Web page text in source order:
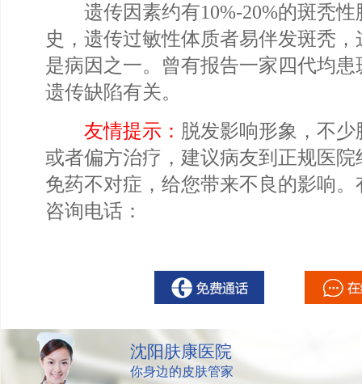
遗传因素约有10%-20%的斑秃性
史，遗传过敏性体质者易伴发斑秃
是病因之一。曾有报告一家四代均
遗传缺陷有关。
友情提示： 脱发影响形象，不
或者偏方治疗，建议病友到正规医
免药不对症，给您带来不良的影响
咨询电话：
沈阳肤康医院
你身边的皮肤管家